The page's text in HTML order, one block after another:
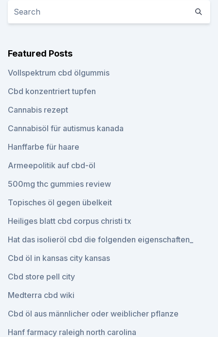
Featured Posts
Vollspektrum cbd ölgummis
Cbd konzentriert tupfen
Cannabis rezept
Cannabisöl für autismus kanada
Hanffarbe für haare
Armeepolitik auf cbd-öl
500mg thc gummies review
Topisches öl gegen übelkeit
Heiliges blatt cbd corpus christi tx
Hat das isolieröl cbd die folgenden eigenschaften_
Cbd öl in kansas city kansas
Cbd store pell city
Medterra cbd wiki
Cbd öl aus männlicher oder weiblicher pflanze
Hanf farmacy raleigh north carolina